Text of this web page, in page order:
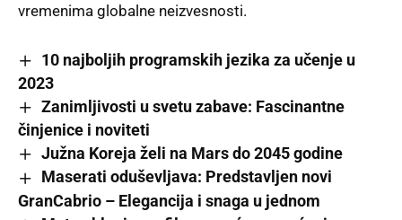
vremenima globalne neizvesnosti.
10 najbolјih programskih jezika za učenje u
2023
Zanimljivosti u svetu zabave: Fascinantne
činjenice i noviteti
Južna Koreja želi na Mars do 2045 godine
Maserati oduševljava: Predstavljen novi
GranCabrio – Elegancija i snaga u jednom